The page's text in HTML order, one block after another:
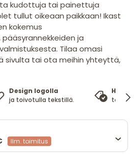
kudottuja tai painettuja
tullut oikeaan paikkaan! Ikast
kokemus
ja
Tilaa omasi
sivulta tai ota meihin yhteyttä,
Design logolla
ja toivotulla tekstillä.
takaa
Ilm. toimitus